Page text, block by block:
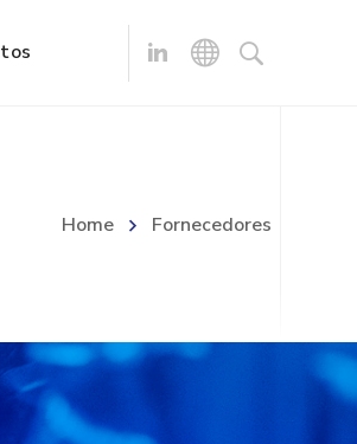
Home Fornecedores